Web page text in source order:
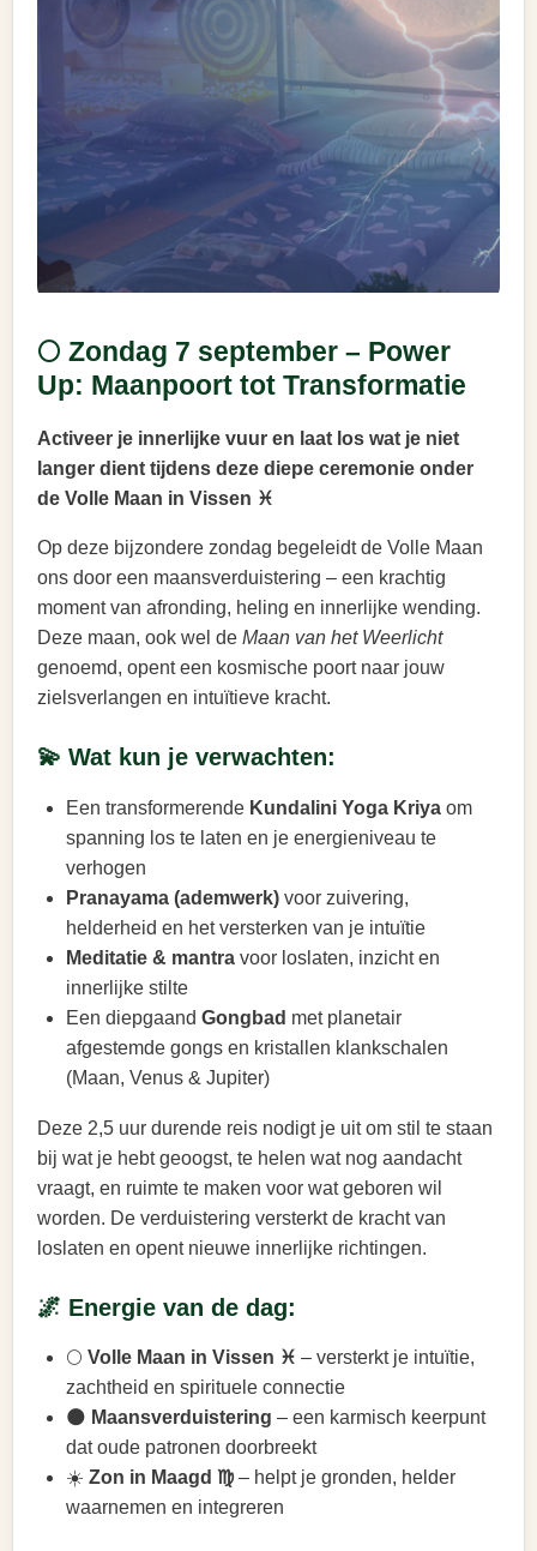
🌕 Zondag 7 september – Power
Up: Maanpoort tot Transformatie
Activeer je innerlijke vuur en laat los wat je niet
langer dient tijdens deze diepe ceremonie onder
de Volle Maan in Vissen ♓
Op deze bijzondere zondag begeleidt de Volle Maan
ons door een maansverduistering – een krachtig
moment van afronding, heling en innerlijke wending.
Deze maan, ook wel de Maan van het Weerlicht
genoemd, opent een kosmische poort naar jouw
zielsverlangen en intuïtieve kracht.
💫 Wat kun je verwachten:
Een transformerende Kundalini Yoga Kriya om
spanning los te laten en je energieniveau te
verhogen
Pranayama (ademwerk) voor zuivering,
helderheid en het versterken van je intuïtie
Meditatie & mantra voor loslaten, inzicht en
innerlijke stilte
Een diepgaand Gongbad met planetair
afgestemde gongs en kristallen klankschalen
(Maan, Venus & Jupiter)
Deze 2,5 uur durende reis nodigt je uit om stil te staan
bij wat je hebt geoogst, te helen wat nog aandacht
vraagt, en ruimte te maken voor wat geboren wil
worden. De verduistering versterkt de kracht van
loslaten en opent nieuwe innerlijke richtingen.
🌌 Energie van de dag:
🌕 Volle Maan in Vissen ♓ – versterkt je intuïtie,
zachtheid en spirituele connectie
🌑 Maansverduistering – een karmisch keerpunt
dat oude patronen doorbreekt
☀️ Zon in Maagd ♍– helpt je gronden, helder
waarnemen en integreren